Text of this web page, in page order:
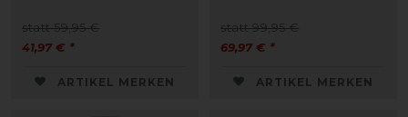
statt 59,95 €
41,97 € *
ARTIKEL MERKEN
statt 99,95 €
69,97 € *
ARTIKEL MERKEN